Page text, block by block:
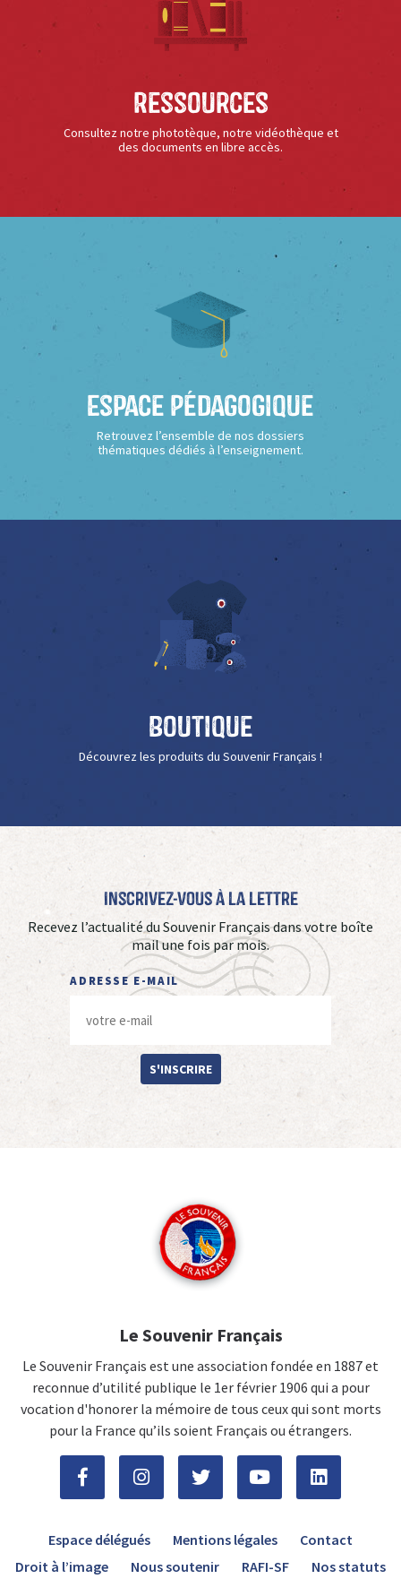
Ressources
Consultez notre phototèque, notre vidéothèque et
des documents en libre accès.
Espace Pédagogique
Retrouvez l’ensemble de nos dossiers
thématiques dédiés à l’enseignement.
Boutique
Découvrez les produits du Souvenir Français !
Inscrivez-vous à La Lettre
Recevez l’actualité du Souvenir Français dans votre boîte
mail une fois par mois.
ADRESSE E-MAIL
S'INSCRIRE
Le Souvenir Français
Le Souvenir Français est une association fondée en 1887 et
reconnue d’utilité publique le 1er février 1906 qui a pour
vocation d'honorer la mémoire de tous ceux qui sont morts
pour la France qu’ils soient Français ou étrangers.
Espace délégués Mentions légales
Contact
Droit à l’image
Nous soutenir RAFI-SF Nos statuts